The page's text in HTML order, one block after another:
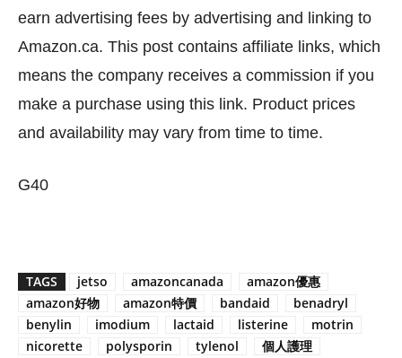
earn advertising fees by advertising and linking to
Amazon.ca. This post contains affiliate links, which
means the company receives a commission if you
make a purchase using this link. Product prices
and availability may vary from time to time.
G40
TAGS jetso amazoncanada
amazon優惠
amazon好物
amazon特價 bandaid
benadryl
benylin
imodium lactaid listerine
motrin
nicorette
polysporin tylenol
個人護理